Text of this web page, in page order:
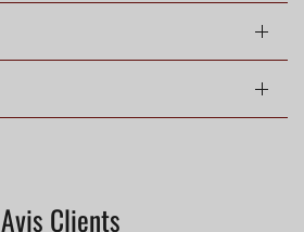
Avis Clients